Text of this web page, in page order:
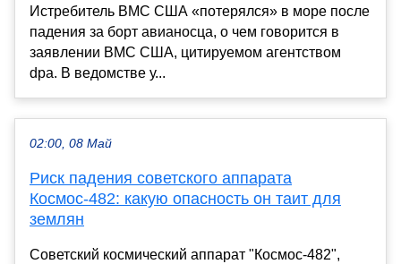
Истребитель ВМС США «потерялся» в море после
падения за борт авианосца, о чем говорится в
заявлении ВМС США, цитируемом агентством
dpa. В ведомстве у...
02:00, 08 Май
Риск падения советского аппарата
Космос-482: какую опасность он таит для
землян
Советский космический аппарат "Космос-482",